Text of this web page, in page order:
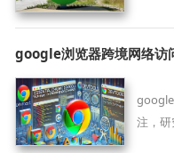
google浏览器跨境网络访
注，